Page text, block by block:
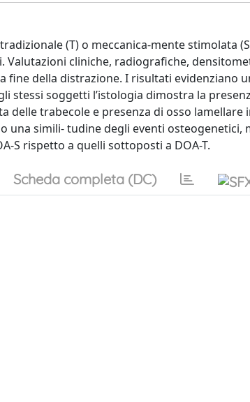
(T) o meccanica-mente stimolata
Valutazioni cliniche, radiografiche,
fine della distrazione. I risultati evidenziano
stessi soggetti l’istologia dimostra la
trabecole e presenza di osso lamellare
una simili- tudine degli eventi
S rispetto a quelli sottoposti a DOA-T.
Scheda completa (DC)